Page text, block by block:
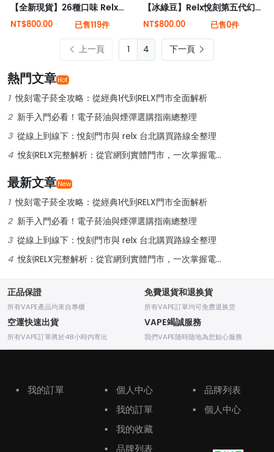
【全新現貨】26種口味 Relx悅刻第5代幻影霧化煙彈
NT$800.00 已售119件
【冰綠豆】Relx悅刻第五代幻影霧化煙彈 熱門口味
NT$800.00 已售0件
上一頁 4 下一頁
熱門文章 Hot
1悅刻電子菸全攻略：從經典1代到RELX門市全面解析
2新手入門必看！電子菸油與煙彈選購指南總整理
3從線上到線下：悅刻門市與 relx 台北購買路線全整理
4悅刻RELX完整解析：從官網到實體門市，一次掌握電子菸新潮流
最新文章 New
1悅刻電子菸全攻略：從經典1代到RELX門市全面解析
2新手入門必看！電子菸油與煙彈選購指南總整理
3從線上到線下：悅刻門市與 relx 台北購買路線全整理
4悅刻RELX完整解析：從官網到實體門市，一次掌握電子菸新潮流
正品保證
所有VAPE產品均來自專櫃
免費退貨和退换貨
所有VAPE訂單均可免费退换货
空運快速出貨
所有VAPE訂單將於48小時内寄出
VAPE竭誠服務
我們VAPE随時随地為您贴心服務
▪ 我的訂單 ▪
個人中心
▪
我的訂單
▪
我的收藏
▪
品牌列表
▪
品牌列表
▪
個人中心